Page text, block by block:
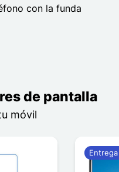
con la funda
de pantalla
móvil